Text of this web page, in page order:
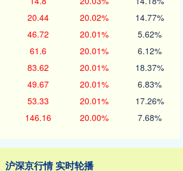
20.44 20.02% 14.77%
46.72 20.01% 5.62%
61.6 20.01% 6.12%
83.62 20.01% 18.37%
49.67 20.01% 6.83%
53.33 20.01% 17.26%
146.16 20.00% 7.68%
沪深京行情 实时轮播